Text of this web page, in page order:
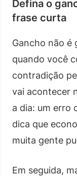
Defina o
frase curta
Gancho não é
quando você
contradição
vai acontecer
a dia: um erro
dica que
muita gente
Em seguida,